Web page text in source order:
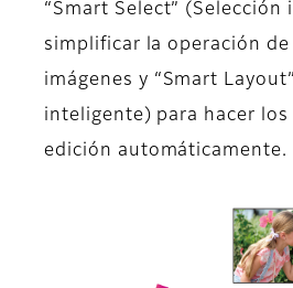
“Smart Select”
simplificar la operación de
imágenes y “Smart
inteligente) para hacer los
edición automáticamente.